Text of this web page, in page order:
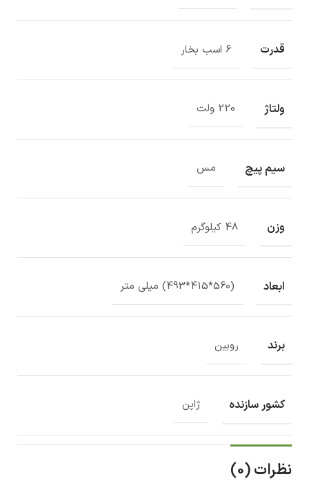
قدرت 6 اسب بخار
ولتاژ 220 ولت
سیم پیچ مس
وزن 48 کیلوگرم
ابعاد (560*415*493) میلی متر
برند روبین
کشور سازنده ژاپن
نظرات (0)